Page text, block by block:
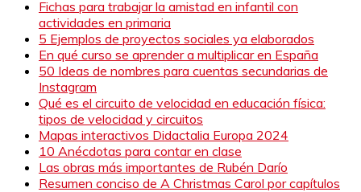
Fichas para trabajar la amistad en infantil con
actividades en primaria
5 Ejemplos de proyectos sociales ya elaborados
En qué curso se aprender a multiplicar en España
50 Ideas de nombres para cuentas secundarias de
Instagram
Qué es el circuito de velocidad en educación física:
tipos de velocidad y circuitos
Mapas interactivos Didactalia Europa 2024
10 Anécdotas para contar en clase
Las obras más importantes de Rubén Darío
Resumen conciso de A Christmas Carol por capítulos